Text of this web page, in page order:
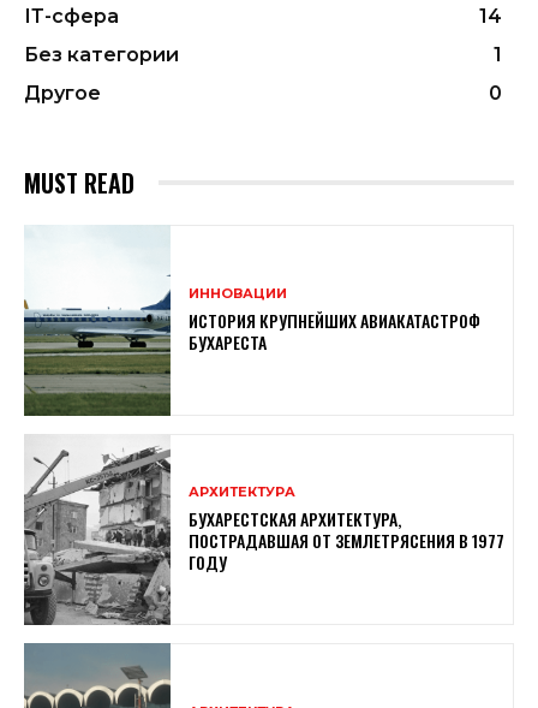
ІТ-сфера
14
Без категории
1
Другое
0
MUST READ
ИННОВАЦИИ
ИСТОРИЯ КРУПНЕЙШИХ АВИАКАТАСТРОФ
БУХАРЕСТА
АРХИТЕКТУРА
БУХАРЕСТСКАЯ АРХИТЕКТУРА,
ПОСТРАДАВШАЯ ОТ ЗЕМЛЕТРЯСЕНИЯ В 1977
ГОДУ